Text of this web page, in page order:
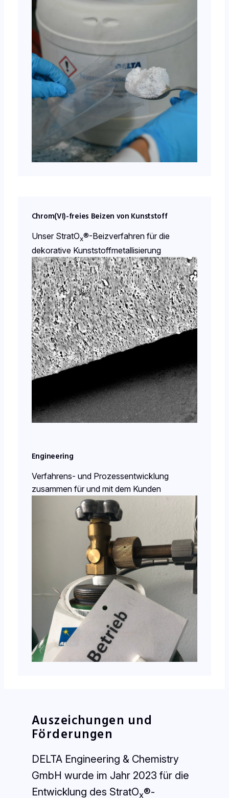
Chrom(VI)-freies Beizen von Kunststoff
Unser StratOx®-Beizverfahren für die
dekorative Kunststoffmetallisierung
Engineering
Verfahrens- und Prozessentwicklung
zusammen für und mit dem Kunden
Auszeichungen und
Förderungen
DELTA Engineering & Chemistry
GmbH wurde im Jahr 2023 für die
Entwicklung des StratOx®-